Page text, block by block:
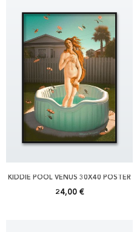
KIDDIE POOL VENUS 30X40 POSTER
24,00 €